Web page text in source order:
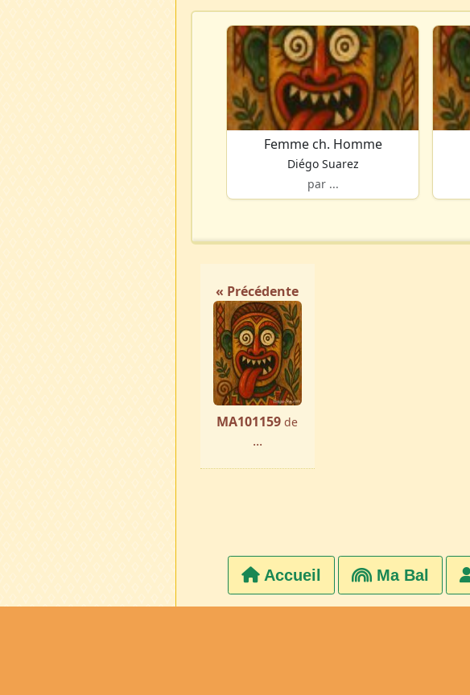
Femme ch. Homme
Diégo Suarez
par ...
« Précédente
MA101159 de
...
Accueil Ma Bal